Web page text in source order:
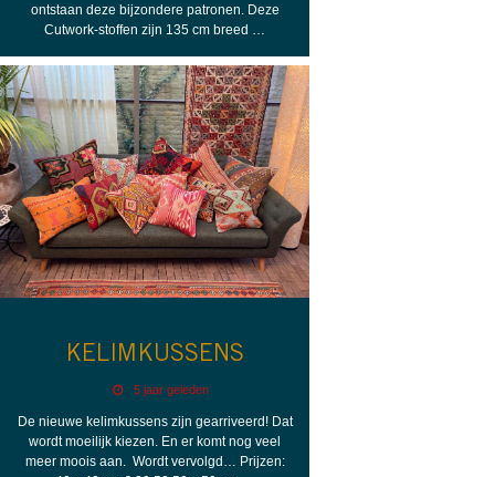
ontstaan deze bijzondere patronen. Deze
Cutwork-stoffen zijn 135 cm breed …
KELIMKUSSENS
5 jaar geleden
De nieuwe kelimkussens zijn gearriveerd! Dat
wordt moeilijk kiezen. En er komt nog veel
meer moois aan. Wordt vervolgd… Prijzen: